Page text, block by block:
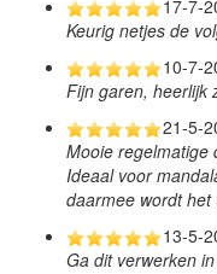
17-7-
Keurig netjes de
10-7-
Fijn garen, heerlijk
21-5-
Mooie regelmatige
Ideaal voor
daarmee wordt het
13-5-
Ga dit verwerken